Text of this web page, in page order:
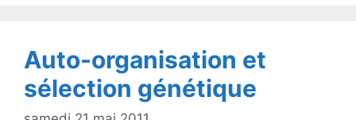
Auto-organisation et
sélection génétique